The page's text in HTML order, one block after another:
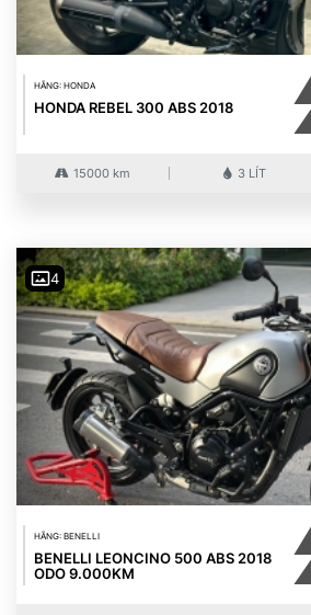
HÃNG: HONDA
HONDA REBEL 300 ABS 2018
15000 km 3 LÍT
4
HÃNG: BENELLI
BENELLI LEONCINO 500 ABS 2018
ODO 9.000KM